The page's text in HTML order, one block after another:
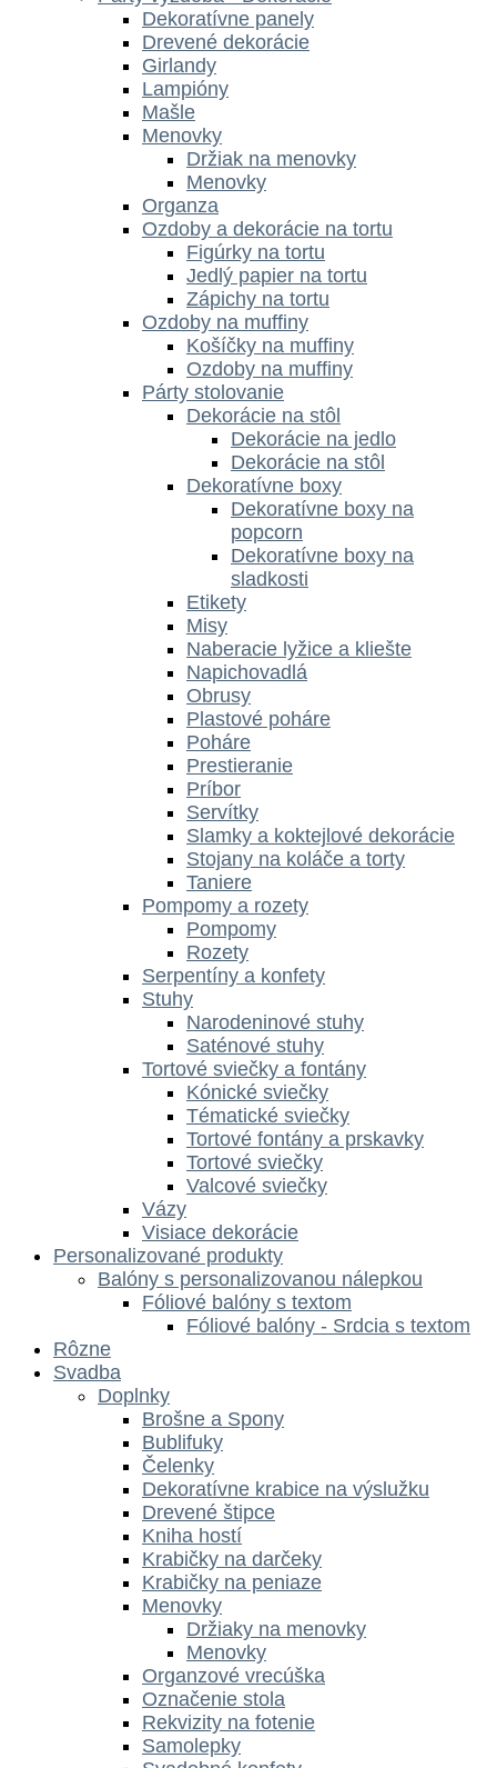
Dekoratívne panely
Drevené dekorácie
Girlandy
Lampióny
Mašle
Menovky
Držiak na menovky
Menovky
Organza
Ozdoby a dekorácie na tortu
Figúrky na tortu
Jedlý papier na tortu
Zápichy na tortu
Ozdoby na muffiny
Košíčky na muffiny
Ozdoby na muffiny
Párty stolovanie
Dekorácie na stôl
Dekorácie na jedlo
Dekorácie na stôl
Dekoratívne boxy
Dekoratívne boxy na
popcorn
Dekoratívne boxy na
sladkosti
Etikety
Misy
Naberacie lyžice a kliešte
Napichovadlá
Obrusy
Plastové poháre
Poháre
Prestieranie
Príbor
Servítky
Slamky a koktejlové dekorácie
Stojany na koláče a torty
Taniere
Pompomy a rozety
Pompomy
Rozety
Serpentíny a konfety
Stuhy
Narodeninové stuhy
Saténové stuhy
Tortové sviečky a fontány
Kónické sviečky
Tématické sviečky
Tortové fontány a prskavky
Tortové sviečky
Valcové sviečky
Vázy
Visiace dekorácie
Personalizované produkty
Balóny s personalizovanou nálepkou
Fóliové balóny s textom
Fóliové balóny - Srdcia s textom
Rôzne
Svadba
Doplnky
Brošne a Spony
Bublifuky
Čelenky
Dekoratívne krabice na výslužku
Drevené štipce
Kniha hostí
Krabičky na darčeky
Krabičky na peniaze
Menovky
Držiaky na menovky
Menovky
Organzové vrecúška
Označenie stola
Rekvizity na fotenie
Samolepky